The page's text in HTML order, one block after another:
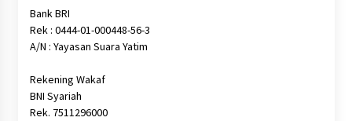
Bank BRI
Rek : 0444-01-000448-56-3
A/N : Yayasan Suara Yatim
Rekening Wakaf
BNI Syariah
Rek. 7511296000